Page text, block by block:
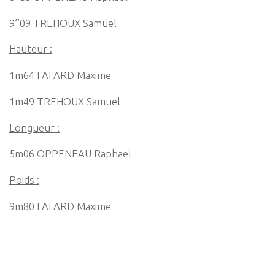
9’’09 TREHOUX Samuel
Hauteur :
1m64 FAFARD Maxime
1m49 TREHOUX Samuel
Longueur :
5m06 OPPENEAU Raphael
Poids :
9m80 FAFARD Maxime